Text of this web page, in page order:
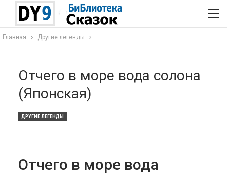
Главная Другие легенды
Отчего в море вода солона
(Японская)
ДРУГИЕ ЛЕГЕНДЫ
Отчего в море вода